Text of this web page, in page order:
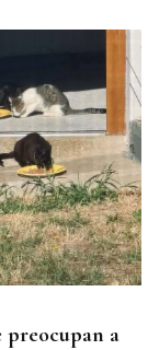
Ceuta
preocupan a